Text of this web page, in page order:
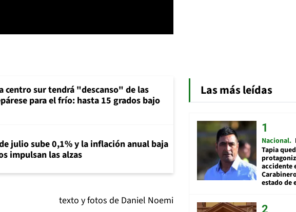
centro sur tendrá "descanso" de las
para el frío: hasta 15 grados bajo
julio sube 0,1% y la inflación anual baja
impulsan las alzas
texto y fotos de Daniel Noemi
Las más leídas
Nacional
Tapia
accidente
estado de